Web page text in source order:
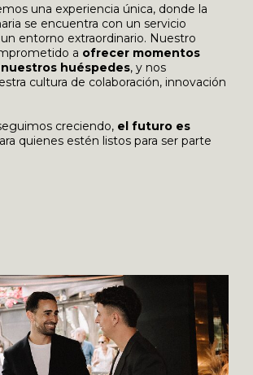
una experiencia única, donde la
se encuentra con un servicio
entorno extraordinario. Nuestro
a ofrecer momentos
huéspedes, y nos
cultura de colaboración, innovación
creciendo, el futuro es
quienes estén listos para ser parte